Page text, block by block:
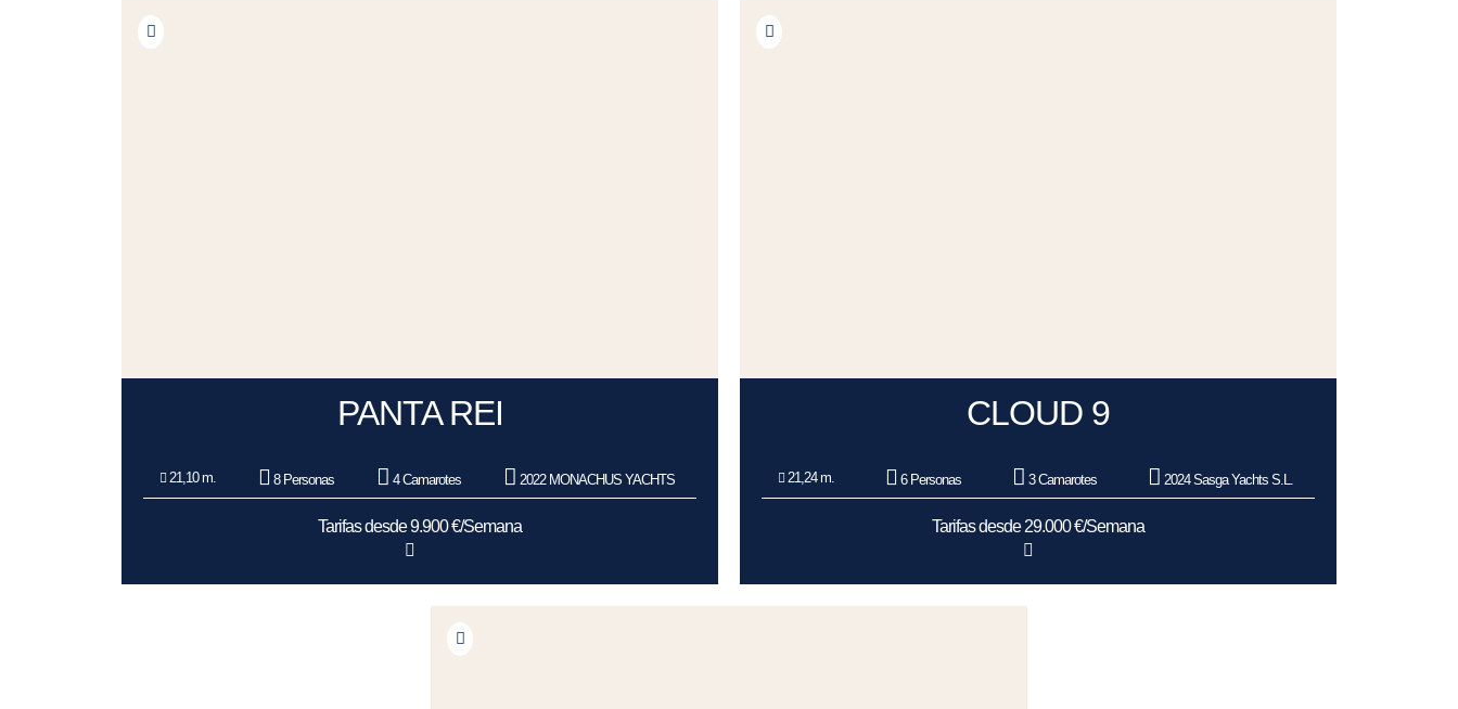
PANTA REI
21,10 m. 8 Personas 4 Camarotes 2022 MONACHUS YACHTS
Tarifas desde 9.900 €/Semana
CLOUD 9
21,24 m. 6 Personas 3 Camarotes 2024 Sasga Yachts S.L.
Tarifas desde 29.000 €/Semana